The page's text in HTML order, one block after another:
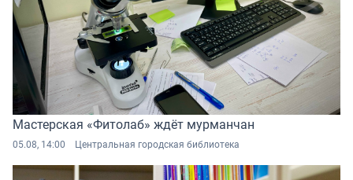
Мастерская «Фитолаб» ждёт мурманчан
05.08, 14:00 Центральная городская библиотека